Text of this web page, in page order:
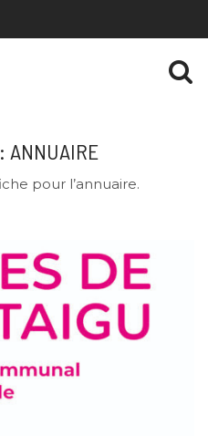
ANNUAIRE
pour l’annuaire.